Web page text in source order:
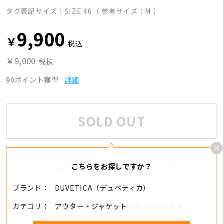
タグ表記サイズ：SIZE 46（ 参考サイズ：M ）
￥9,900 税込
￥9,000 税抜
90ポイント獲得
詳細
SOLD OUT
こちらをお探しですか？
ブランド
DUVETICA（デュベティカ）
カテゴリ
アウター・ジャケット
追加する
分割・リボ払いもご利用いただけます